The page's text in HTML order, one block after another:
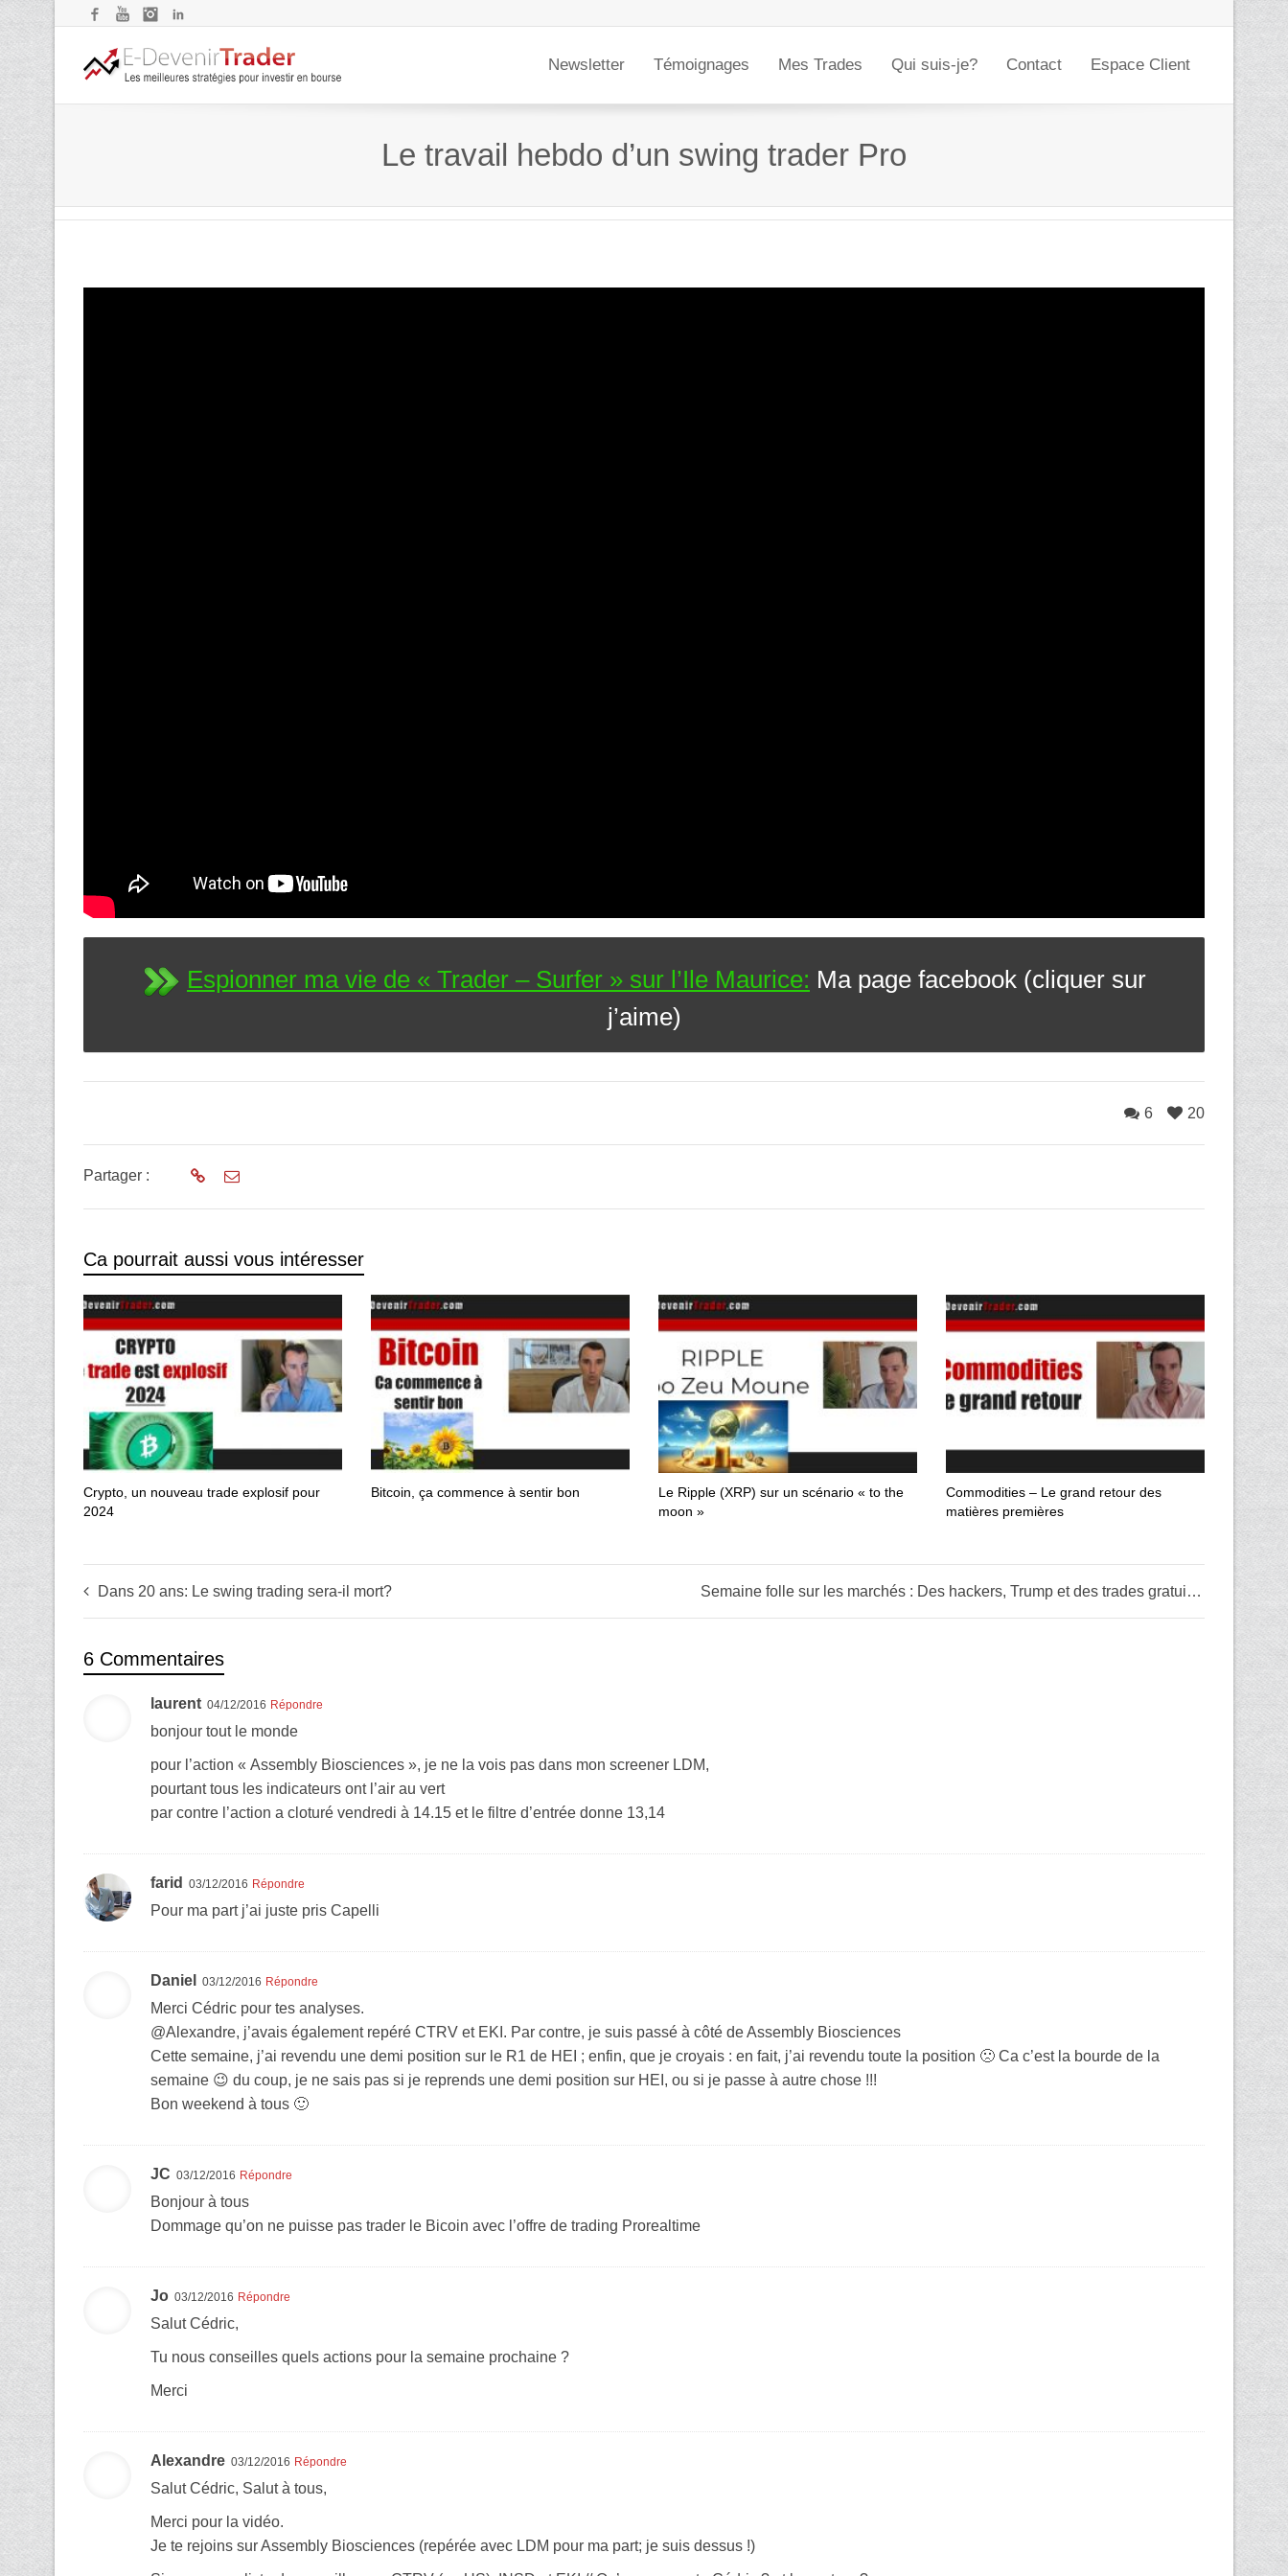
FacebookYouTubeInstagram
Newsletter Témoignages Mes Trades Qui suis-je? Contact Espace Client
Le travail hebdo d’un swing trader Pro
Espionner ma vie de « Trader – Surfer » sur l’Ile Maurice: Ma page facebook (cliquer sur
j’aime)
20
6
Partager :
Ca pourrait aussi vous intéresser
Crypto, un nouveau trade explosif pour
2024
Bitcoin, ça commence à sentir bon
Le Ripple (XRP) sur un scénario « to the
moon »
Commodities – Le grand retour des
matières premières
Dans 20 ans: Le swing trading sera-il mort? Semaine folle sur les marchés : Des hackers, Trump et des trades gratuits
6 Commentaires
laurent 04/12/2016 Répondre
bonjour tout le monde
pour l’action « Assembly Biosciences », je ne la vois pas dans mon screener LDM,
pourtant tous les indicateurs ont l’air au vert
par contre l’action a cloturé vendredi à 14.15 et le filtre d’entrée donne 13,14
farid 03/12/2016 Répondre
Pour ma part j’ai juste pris Capelli
Daniel 03/12/2016 Répondre
Merci Cédric pour tes analyses.
@Alexandre, j’avais également repéré CTRV et EKI. Par contre, je suis passé à côté de Assembly Biosciences
Cette semaine, j’ai revendu une demi position sur le R1 de HEI ; enfin, que je croyais : en fait, j’ai revendu toute la position 🙁 Ca c’est la bourde de la
semaine 😉 du coup, je ne sais pas si je reprends une demi position sur HEI, ou si je passe à autre chose !!!
Bon weekend à tous 🙂
JC 03/12/2016 Répondre
Bonjour à tous
Dommage qu’on ne puisse pas trader le Bicoin avec l’offre de trading Prorealtime
Jo 03/12/2016 Répondre
Salut Cédric,
Tu nous conseilles quels actions pour la semaine prochaine ?
Merci
Alexandre 03/12/2016 Répondre
Salut Cédric, Salut à tous,
Merci pour la vidéo.
Je te rejoins sur Assembly Biosciences (repérée avec LDM pour ma part; je suis dessus !)